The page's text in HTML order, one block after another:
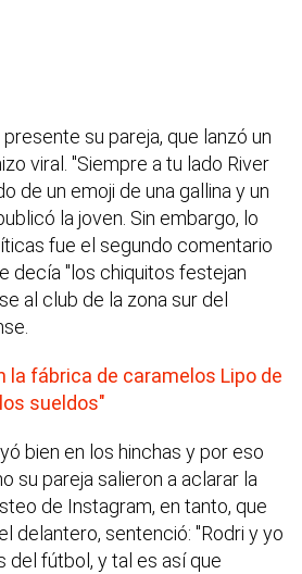
su pareja, que lanzó un
viral. "Siempre a tu lado River
de un emoji de una gallina y un
la joven. Sin embargo, lo
fue el segundo comentario
decía "los chiquitos festejan
al club de la zona sur del
fábrica de caramelos Lipo de
sueldos"
bien en los hinchas y por eso
su pareja salieron a aclarar la
de Instagram, en tanto, que
delantero, sentenció: "Rodri y yo
del fútbol, y tal es así que